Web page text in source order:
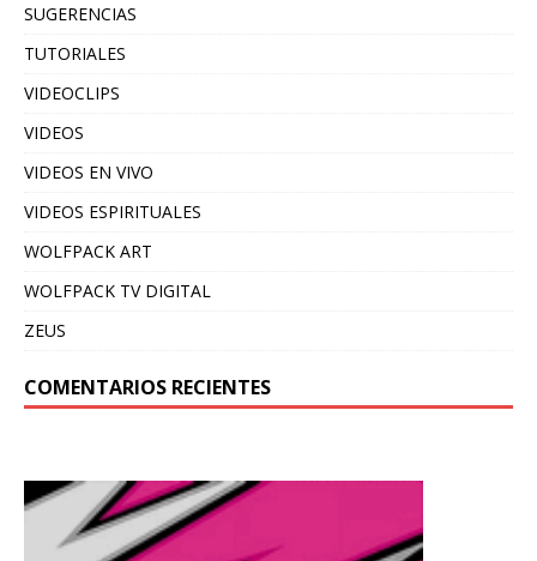
SUGERENCIAS
TUTORIALES
VIDEOCLIPS
VIDEOS
VIDEOS EN VIVO
VIDEOS ESPIRITUALES
WOLFPACK ART
WOLFPACK TV DIGITAL
ZEUS
COMENTARIOS RECIENTES